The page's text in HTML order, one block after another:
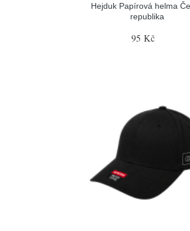
Hejduk Papírová helma
republika
95 Kč